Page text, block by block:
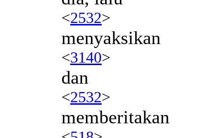
<2532>
menyaksikan
<3140>
dan
<2532>
memberitakan